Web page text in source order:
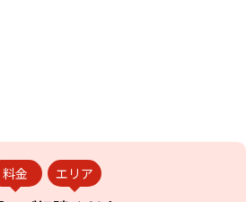
料金 エリア